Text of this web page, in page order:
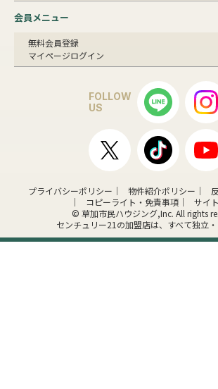
会員メニュー
無料会員登録
マイページログイン
FOLLOW
US
プライバシーポリシー 物件紹介ポリシー
コピーライト・免責事項
サイ
© 草加市民ハウジング,Inc. All rights
センチュリー21の加盟店は、すべて独立・